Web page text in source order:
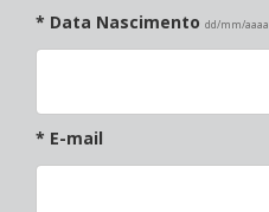
* Data Nascimento dd/mm/aaaa
* E-mail